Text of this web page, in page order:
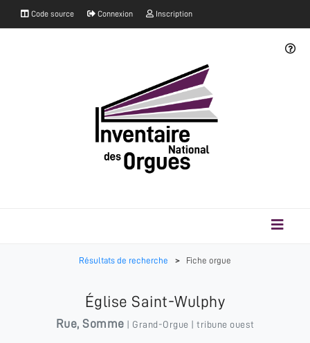
Code source Connexion Inscription
Résultats de recherche > Fiche orgue
Église Saint-Wulphy
Rue, Somme | Grand-Orgue | tribune ouest